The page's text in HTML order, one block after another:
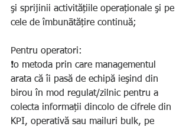
şi sprijinii activitățiile operaționale şi pe
cele de îmbunātățire continuă;
Pentru operatori:
❗️o metoda prin care managementul
arata că îi pasă de echipă ieşind din
birou în mod regulat/zilnic pentru a
colecta informații dincolo de cifrele din
KPI, operativă sau mailuri bulk, pe